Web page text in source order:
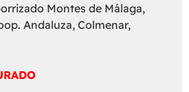
Montes de Málaga,
Andaluza, Colmenar,